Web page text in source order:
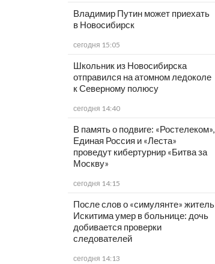
Владимир Путин может приехать
в Новосибирск
сегодня 15:05
Школьник из Новосибирска
отправился на атомном ледоколе
к Северному полюсу
сегодня 14:40
В память о подвиге: «Ростелеком»,
Единая Россия и «Леста»
проведут кибертурнир «Битва за
Москву»
сегодня 14:15
После слов о «симулянте» житель
Искитима умер в больнице: дочь
добивается проверки
следователей
сегодня 14:13